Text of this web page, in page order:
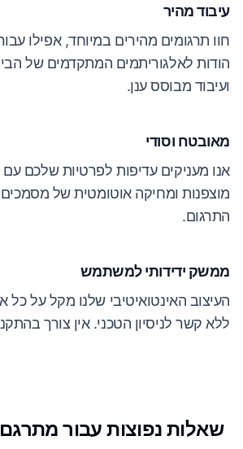
עיבוד מהיר
חוו תרגומים מהירים במיוחד, אפילו
הודות לאלגוריתמים המתקדמים של
ועיבוד מבוסס ענן.
מאובטח וסודי
אנו מעניקים עדיפות לפרטיות שלכם
מוצפנות ומחיקה אוטומטית של
התרגום.
ממשק ידידותי למשתמש
ללא קשר לניסיון הטכני. אין צורך
שאלות נפוצות עבור